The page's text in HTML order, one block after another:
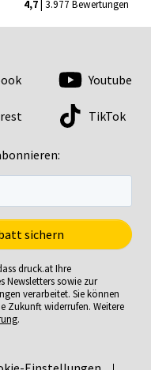
4,7| 3.977 Bewertungen
Youtube
TikTok
druck.at Ihre
Newsletters sowie zur
verarbeitet. Sie können
Zukunft widerrufen. Weitere
.